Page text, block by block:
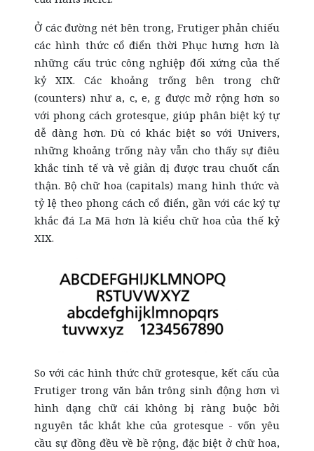
Ở các đường nét bên trong, Frutiger phản chiếu
các hình thức cổ điển thời Phục hưng hơn là
những cấu trúc công nghiệp đối xứng của thế
kỷ XIX. Các khoảng trống bên trong chữ
(counters) như a, c, e, g được mở rộng hơn so
với phong cách grotesque, giúp phân biệt ký tự
dễ dàng hơn. Dù có khác biệt so với Univers,
những khoảng trống này vẫn cho thấy sự điêu
khắc tinh tế và vẻ giản dị được trau chuốt cẩn
thận. Bộ chữ hoa (capitals) mang hình thức và
tỷ lệ theo phong cách cổ điển, gần với các ký tự
khắc đá La Mã hơn là kiểu chữ hoa của thế kỷ
XIX.
So với các hình thức chữ grotesque, kết cấu của
Frutiger trong văn bản trông sinh động hơn vì
hình dạng chữ cái không bị ràng buộc bởi
nguyên tắc khắt khe của grotesque - vốn yêu
cầu sự đồng đều về bề rộng, đặc biệt ở chữ hoa,